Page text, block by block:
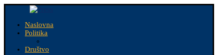
Naslovna
Politika
Društvo